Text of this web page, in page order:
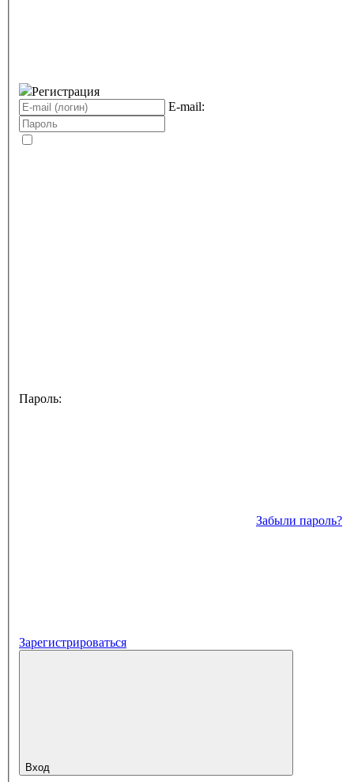
Регистрация
E-mail:
Пароль:
Забыли пароль?
Зарегистрироваться
Вход